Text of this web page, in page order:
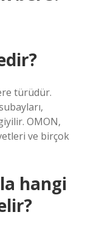
türüdür.
OMON,
ve birçok
hangi